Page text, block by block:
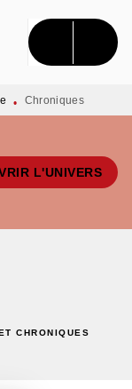
• Chroniques
L'UNIVERS
CHRONIQUES